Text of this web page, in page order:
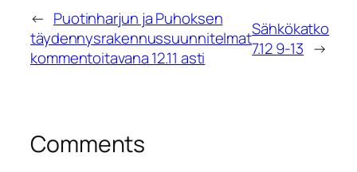
← Puotinharjun ja Puhoksen
täydennysrakennussuunnitelmat
kommentoitavana 12.11 asti
Sähkökatko
7.12 9-13 →
Comments